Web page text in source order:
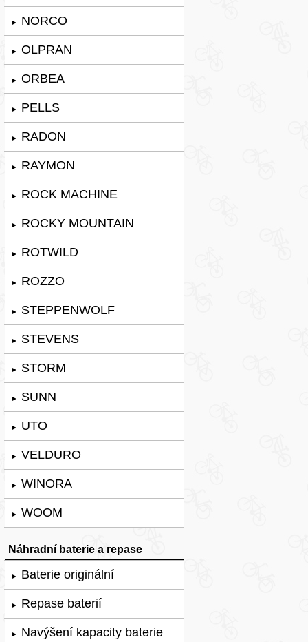
► NORCO
► OLPRAN
► ORBEA
► PELLS
► RADON
► RAYMON
► ROCK MACHINE
► ROCKY MOUNTAIN
► ROTWILD
► ROZZO
► STEPPENWOLF
► STEVENS
► STORM
► SUNN
► UTO
► VELDURO
► WINORA
► WOOM
Náhradní baterie a repase
► Baterie originální
► Repase baterií
► Navýšení kapacity baterie